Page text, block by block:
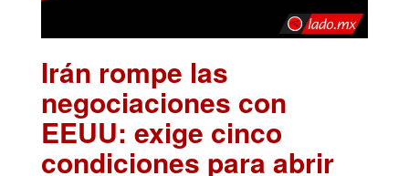
Irán rompe las
negociaciones con
EEUU: exige cinco
condiciones para abrir